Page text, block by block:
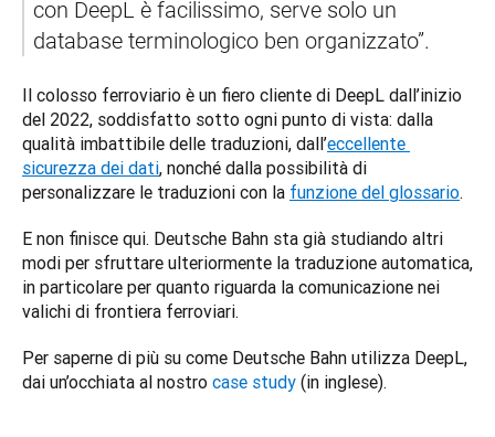
con DeepL è facilissimo, serve solo un
database terminologico ben organizzato”.
Il colosso ferroviario è un fiero cliente di DeepL dall’inizio
del 2022, soddisfatto sotto ogni punto di vista: dalla
qualità imbattibile delle traduzioni, dall’eccellente
sicurezza dei dati, nonché dalla possibilità di
personalizzare le traduzioni con la funzione del glossario.
E non finisce qui. Deutsche Bahn sta già studiando altri
modi per sfruttare ulteriormente la traduzione automatica,
in particolare per quanto riguarda la comunicazione nei
valichi di frontiera ferroviari.
Per saperne di più su come Deutsche Bahn utilizza DeepL,
dai un’occhiata al nostro case study (in inglese).